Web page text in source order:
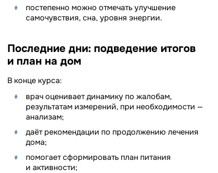
постепенно можно отмечать улучшение
самочувствия, сна, уровня энергии.
Последние дни: подведение итогов
и план на дом
В конце курса:
врач оценивает динамику по жалобам,
результатам измерений, при необходимости —
анализам;
даёт рекомендации по продолжению лечения
дома;
помогает сформировать план питания
и активности;